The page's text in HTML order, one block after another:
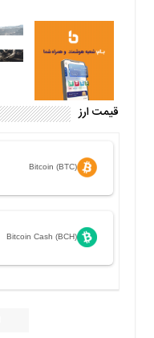
قیمت ارز
Bitcoin (BTC)
Bitcoin Cash (BCH)